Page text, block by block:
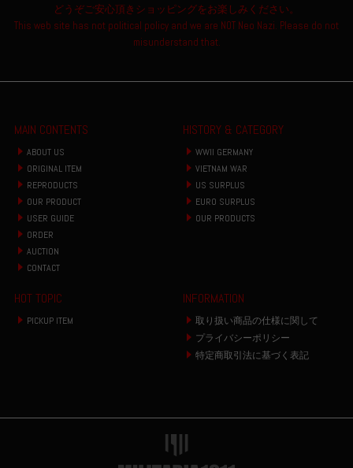
どうぞご安心頂きショッピングをお楽しみください。
This web site has not political policy and we are NOT Neo Nazi. Please do not
misunderstand that.
MAIN CONTENTS
ABOUT US
ORIGINAL ITEM
REPRODUCTS
OUR PRODUCT
USER GUIDE
ORDER
AUCTION
CONTACT
HISTORY & CATEGORY
WWII GERMANY
VIETNAM WAR
US SURPLUS
EURO SURPLUS
OUR PRODUCTS
HOT TOPIC
PICKUP ITEM
INFORMATION
取り扱い商品の仕様に関して
プライバシーポリシー
特定商取引法に基づく表記